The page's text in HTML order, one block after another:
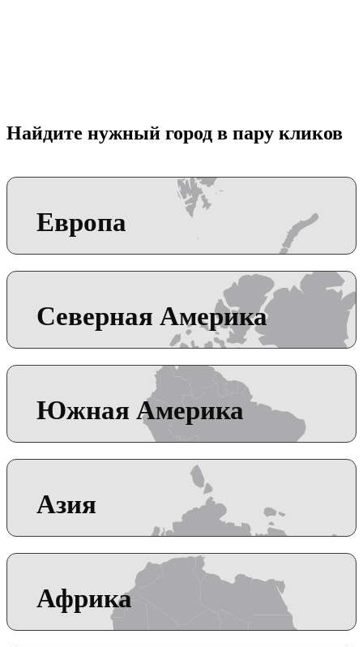
Найдите нужный город в пару кликов
Европа
Северная Америка
Южная Америка
Азия
Африка